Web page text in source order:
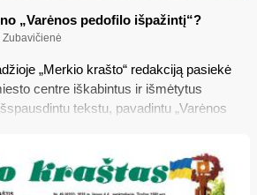
„Varėnos pedofilo išpažintį“?
Zubavičienė
„Merkio krašto“ redakciją pasiekė
centre iškabintus ir išmėtytus
tekstu, pavadintu „Varėnos
berniukus“, kuriuos neva taip
Varėnos sporto mokyklos treneris
„Ateina laikas, kai daugiau